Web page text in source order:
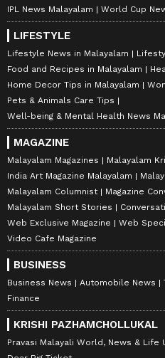
IPL News Malayalam
World Cup
LIFESTYLE
Lifestyle News in Malayalam
Food and Recipes in Malayalam
Home Decor Tips in Malayalam
Pets & Animals Care Tips
Well-being & Mental Health News
MAGAZINE
Malayalam Magazines
Malayalam
India Art Magazine Malayalam
Malayalam Columnist
Magazine
Malayalam Short Stories
Web Exclusive Magazine
Web
Video Cafe Magazine
BUSINESS
Business News Automobile News
Finance
KRISHI PAZHAMCHOLLUKAL
Pravasi Malayali World, News & Life